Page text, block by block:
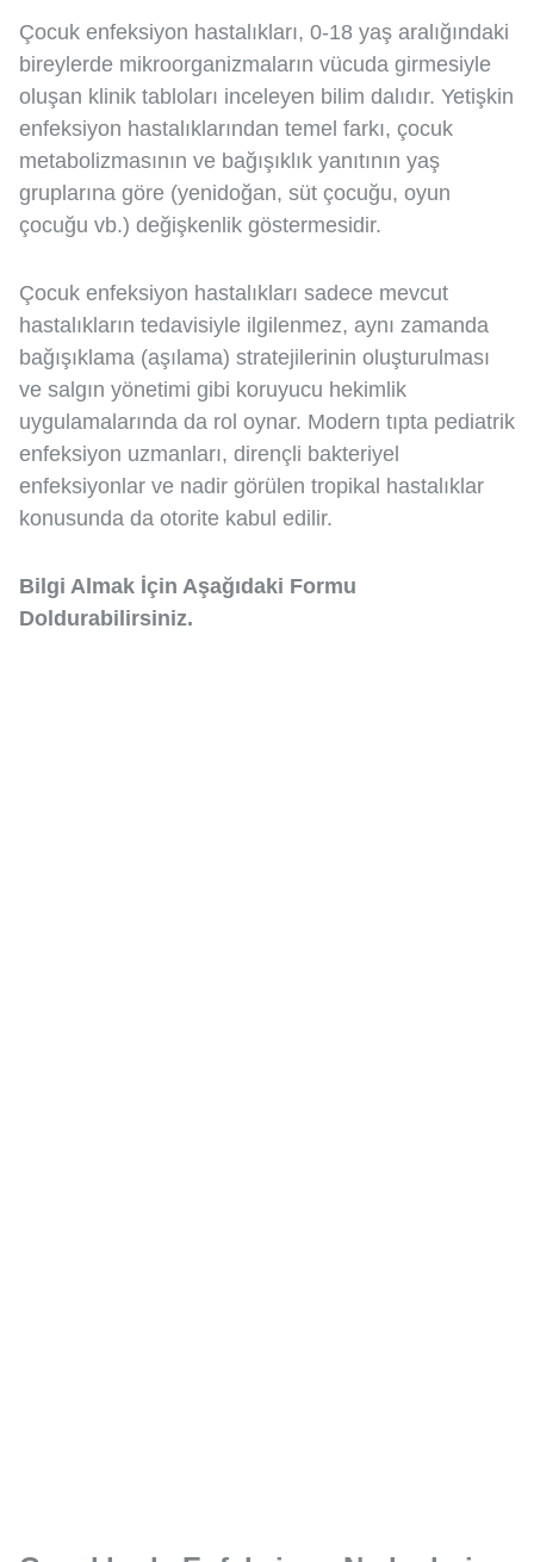
Çocuk enfeksiyon hastalıkları, 0-18 yaş aralığındaki
bireylerde mikroorganizmaların vücuda girmesiyle
oluşan klinik tabloları inceleyen bilim dalıdır. Yetişkin
enfeksiyon hastalıklarından temel farkı, çocuk
metabolizmasının ve bağışıklık yanıtının yaş
gruplarına göre (yenidoğan, süt çocuğu, oyun
çocuğu vb.) değişkenlik göstermesidir.
Çocuk enfeksiyon hastalıkları sadece mevcut
hastalıkların tedavisiyle ilgilenmez, aynı zamanda
bağışıklama (aşılama) stratejilerinin oluşturulması
ve salgın yönetimi gibi koruyucu hekimlik
uygulamalarında da rol oynar. Modern tıpta pediatrik
enfeksiyon uzmanları, dirençli bakteriyel
enfeksiyonlar ve nadir görülen tropikal hastalıklar
konusunda da otorite kabul edilir.
Bilgi Almak İçin Aşağıdaki Formu
Doldurabilirsiniz.